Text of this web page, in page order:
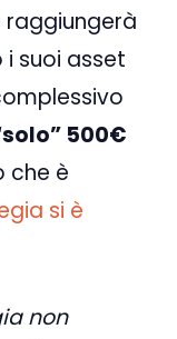
suoi asset
500€
che è
si è
non